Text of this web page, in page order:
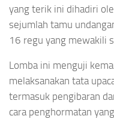
yang terik ini dihadiri
sejumlah tamu
16 regu yang mewakili
Lomba ini menguji
melaksanakan tata
termasuk pengibaran
cara penghormatan